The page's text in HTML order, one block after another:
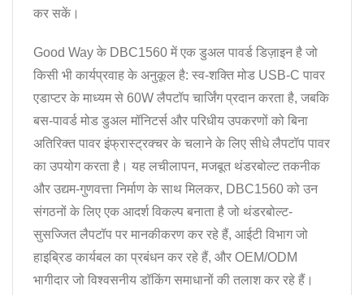
कर सकें।
Good Way के DBC1560 में एक डुअल पावर्ड डिज़ाइन है जो
किसी भी कार्यप्रवाह के अनुकूल है: स्व-शक्ति मोड USB-C पावर
एडाप्टर के माध्यम से 60W लैपटॉप चार्जिंग प्रदान करता है, जबकि
बस-पावर्ड मोड डुअल मॉनिटर्स और परिधीय उपकरणों को बिना
अतिरिक्त पावर इंफ्रास्ट्रक्चर के चलाने के लिए सीधे लैपटॉप पावर
का उपयोग करता है। यह लचीलापन, मजबूत थंडरबोल्ट तकनीक
और उद्यम-गुणवत्ता निर्माण के साथ मिलकर, DBC1560 को उन
संगठनों के लिए एक आदर्श विकल्प बनाता है जो थंडरबोल्ट-
सुसज्जित लैपटॉप पर मानकीकरण कर रहे हैं, आईटी विभाग जो
हाइब्रिड कार्यबल का प्रबंधन कर रहे हैं, और OEM/ODM
भागीदार जो विश्वसनीय डॉकिंग समाधानों की तलाश कर रहे हैं।